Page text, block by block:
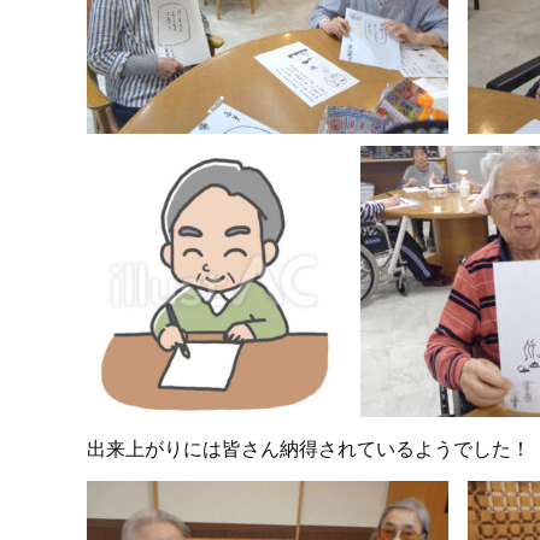
出来上がりには皆さん納得されているようでした！